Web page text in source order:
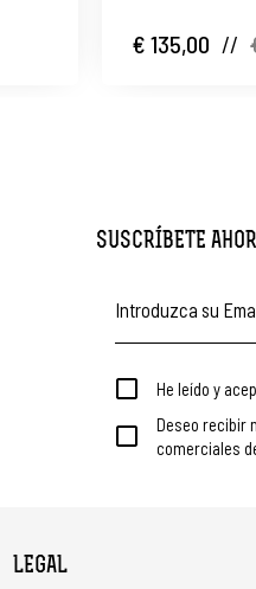
€ 135,00 //
SUSCRÍBETE
He leído y
Deseo recibir
comerciales
LEGAL